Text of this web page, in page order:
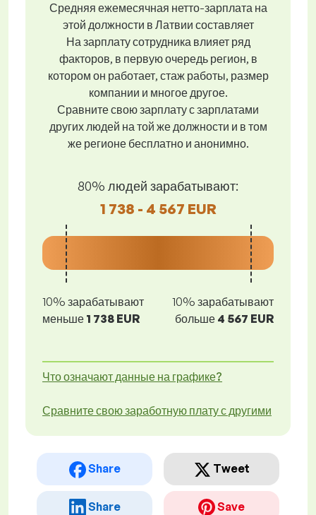
Средняя ежемесячная нетто-зарплата на
этой должности в Латвии составляет
На зарплату сотрудника влияет ряд
факторов, в первую очередь регион, в
котором он работает, стаж работы, размер
компании и многое другое.
Сравните свою зарплату с зарплатами
других людей на той же должности и в том
же регионе бесплатно и анонимно.
80% людей зарабатывают:
1 738 - 4 567 EUR
10% зарабатывают
меньше 1 738 EUR
10% зарабатывают
больше 4 567 EUR
Что означают данные на графике?
Сравните свою заработную плату с другими
Share Tweet
Share Save